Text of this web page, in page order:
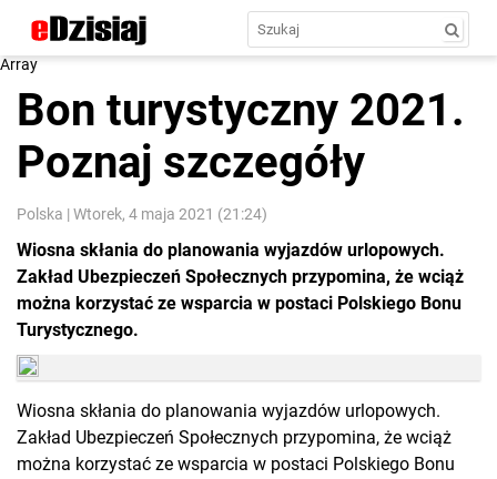
Array
Bon turystyczny 2021.
Poznaj szczegóły
Polska | Wtorek, 4 maja 2021 (21:24)
Wiosna skłania do planowania wyjazdów urlopowych.
Zakład Ubezpieczeń Społecznych przypomina, że wciąż
można korzystać ze wsparcia w postaci Polskiego Bonu
Turystycznego.
Wiosna skłania do planowania wyjazdów urlopowych.
Zakład Ubezpieczeń Społecznych przypomina, że wciąż
można korzystać ze wsparcia w postaci Polskiego Bonu